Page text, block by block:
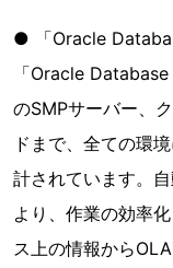
● 「Oracle
「Oracle
のSMPサーバー、
ドまで、全ての環
計されています。
より、作業の効率
ス上の情報から